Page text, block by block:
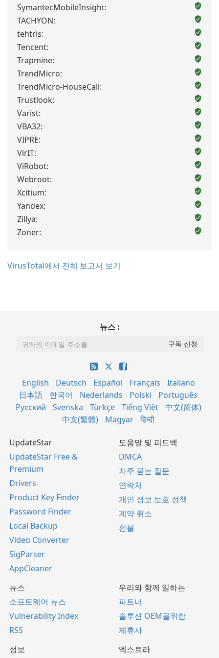
SymantecMobileInsight:
TACHYON:
tehtris:
Tencent:
Trapmine:
TrendMicro:
TrendMicro-HouseCall:
Trustlook:
Varist:
VBA32:
VIPRE:
VirIT:
ViRobot:
Webroot:
Xcitium:
Yandex:
Zillya:
Zoner:
VirusTotal에서 전체 보고서 보기
뉴스 :
English Deutsch Español Français
Italiano
日本語
한국어 Nederlands Polski
Português
Русский
Svenska Türkçe Tiếng Việt
中文(简体)
中文(繁體)
Magyar हिन्दी
UpdateStar
UpdateStar Free &
Premium
Drivers
Product Key Finder
Password Finder
Local Backup
Video Converter
SigParser
AppCleaner
도움말 및 피드백
DMCA
자주 묻는 질문
연락처
개인 정보 보호 정책
계약 취소
환불
뉴스
소프트웨어 뉴스
Vulnerability Index
RSS
우리와 함께 일하는
파트너
솔루션 OEM을위한
제휴사
정보
엑스트라